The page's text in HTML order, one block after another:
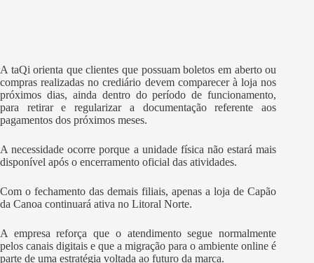
A taQi orienta que clientes que possuam boletos em aberto ou
compras realizadas no crediário devem comparecer à loja nos
próximos dias, ainda dentro do período de funcionamento,
para retirar e regularizar a documentação referente aos
pagamentos dos próximos meses.
A necessidade ocorre porque a unidade física não estará mais
disponível após o encerramento oficial das atividades.
Com o fechamento das demais filiais, apenas a loja de Capão
da Canoa continuará ativa no Litoral Norte.
A empresa reforça que o atendimento segue normalmente
pelos canais digitais e que a migração para o ambiente online é
parte de uma estratégia voltada ao futuro da marca.